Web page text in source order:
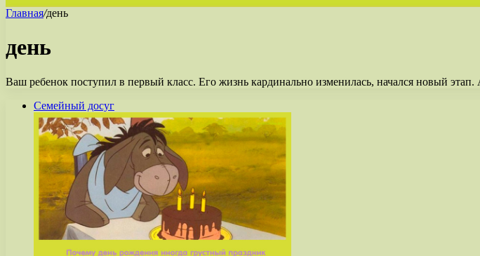
Главная/день
день
Ваш ребенок поступил в первый класс. Его жизнь кардинально изменилась, начался новый этап.
Семейный досуг